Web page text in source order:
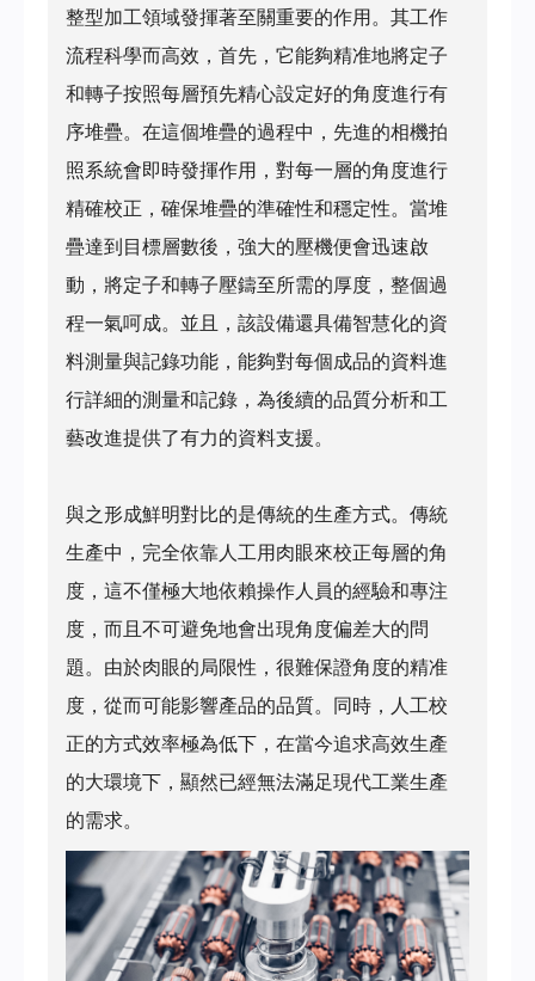
整型加工領域發揮著至關重要的作用。其工作
流程科學而高效，首先，它能夠精准地將定子
和轉子按照每層預先精心設定好的角度進行有
序堆疊。在這個堆疊的過程中，先進的相機拍
照系統會即時發揮作用，對每一層的角度進行
精確校正，確保堆疊的準確性和穩定性。當堆
疊達到目標層數後，強大的壓機便會迅速啟
動，將定子和轉子壓鑄至所需的厚度，整個過
程一氣呵成。並且，該設備還具備智慧化的資
料測量與記錄功能，能夠對每個成品的資料進
行詳細的測量和記錄，為後續的品質分析和工
藝改進提供了有力的資料支援。
與之形成鮮明對比的是傳統的生產方式。傳統
生產中，完全依靠人工用肉眼來校正每層的角
度，這不僅極大地依賴操作人員的經驗和專注
度，而且不可避免地會出現角度偏差大的問
題。由於肉眼的局限性，很難保證角度的精准
度，從而可能影響產品的品質。同時，人工校
正的方式效率極為低下，在當今追求高效生產
的大環境下，顯然已經無法滿足現代工業生產
的需求。